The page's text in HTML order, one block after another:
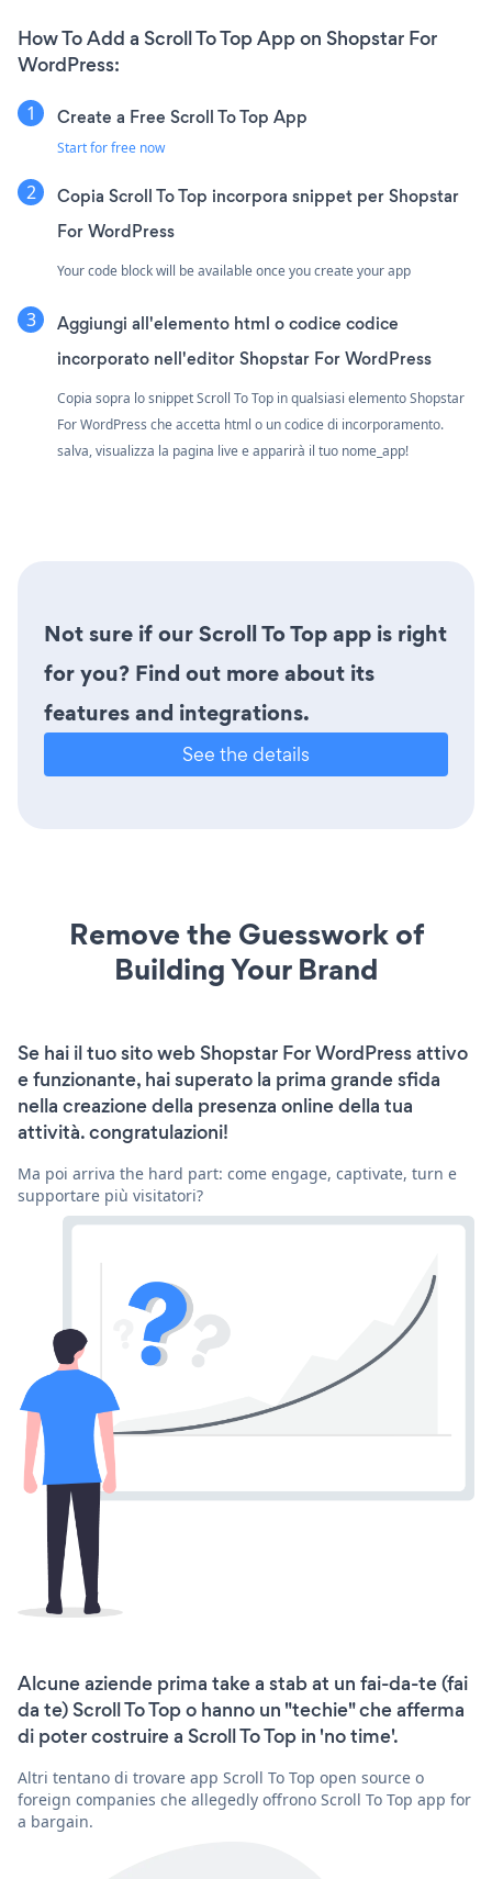
How To Add a Scroll To Top App on Shopstar For
WordPress:
Create a Free Scroll To Top App
Start for free now
Copia Scroll To Top incorpora snippet per Shopstar
For WordPress
Your code block will be available once you create your app
Aggiungi all'elemento html o codice codice
incorporato nell'editor Shopstar For WordPress
Copia sopra lo snippet Scroll To Top in qualsiasi elemento Shopstar
For WordPress che accetta html o un codice di incorporamento.
salva, visualizza la pagina live e apparirà il tuo nome_app!
Not sure if our Scroll To Top app is right
for you? Find out more about its
features and integrations.
See the details
Remove the Guesswork of
Building Your Brand
Se hai il tuo sito web Shopstar For WordPress attivo
e funzionante, hai superato la prima grande sfida
nella creazione della presenza online della tua
attività. congratulazioni!
Ma poi arriva the hard part: come engage, captivate, turn e
supportare più visitatori?
Alcune aziende prima take a stab at un fai-da-te (fai
da te) Scroll To Top o hanno un "techie" che afferma
di poter costruire a Scroll To Top in 'no time'.
Altri tentano di trovare app Scroll To Top open source o
foreign companies che allegedly offrono Scroll To Top app for
a bargain.